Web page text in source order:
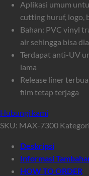
Aplikasi umum
cutting huruf, logo,
Bahan: PVC vinyl
air sehingga bisa
Terdapat anti-UV
lama
Release liner
film tetap terjaga
Hubungi kami
SKU: MAX-7300
Deskripsi
Informasi
HOW TO ORDER